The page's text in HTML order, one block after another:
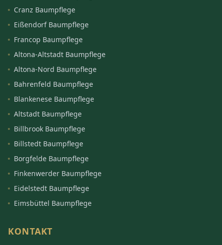
Cranz Baumpflege
Eißendorf Baumpflege
Francop Baumpflege
Altona-Altstadt Baumpflege
Altona-Nord Baumpflege
Bahrenfeld Baumpflege
Blankenese Baumpflege
Altstadt Baumpflege
Billbrook Baumpflege
Billstedt Baumpflege
Borgfelde Baumpflege
Finkenwerder Baumpflege
Eidelstedt Baumpflege
Eimsbüttel Baumpflege
KONTAKT